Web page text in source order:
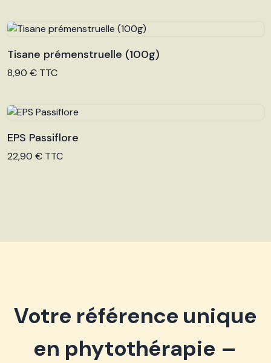
Voir le produit
Tisane prémenstruelle (100g)
8,90 € TTC
Voir le produit
EPS Passiflore
22,90 € TTC
Votre référence unique
en phytothérapie –